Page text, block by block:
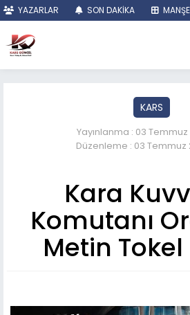
YAZARLAR SON DAKİKA
KARS
Yayınlanma : 03 Temmuz
Düzenleme : 03 Temmuz
Kara
Komutanı
Metin